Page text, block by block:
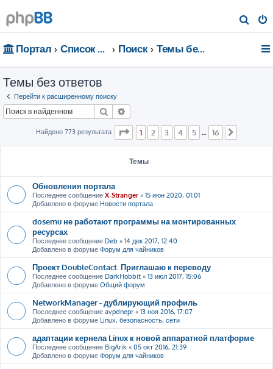
о
Портал Список форумов Поиск Темы без ответов
Темы без ответов
Перейти к расширенному поиску
Поиск
Найдено 773 результата Страница из 16
1 2 3 4 5 16
Темы
Обновления портала
Последнее сообщение X-Stranger« 15 июн 2020, 01:01
Добавлено в форуме Новости портала
dosemu не работают программы на монтированных
ресурсах
Последнее сообщение Deb « 14 дек 2017, 12:40
Добавлено в форуме Форум для чайников
Проект DoubleContact. Приглашаю к переводу
Последнее сообщение DarkHobbit « 13 июл 2017, 15:06
Добавлено в форуме Общий форум
NetworkManager - дублирующий профиль
Последнее сообщение avpdnepr « 13 ноя 2016, 17:07
Добавлено в форуме Linux, безопасность, сети
адаптации кернела Linux к новой аппаратной платформе
Последнее сообщение BigArik « 05 окт 2016, 21:39
Добавлено в форуме Форум для чайников